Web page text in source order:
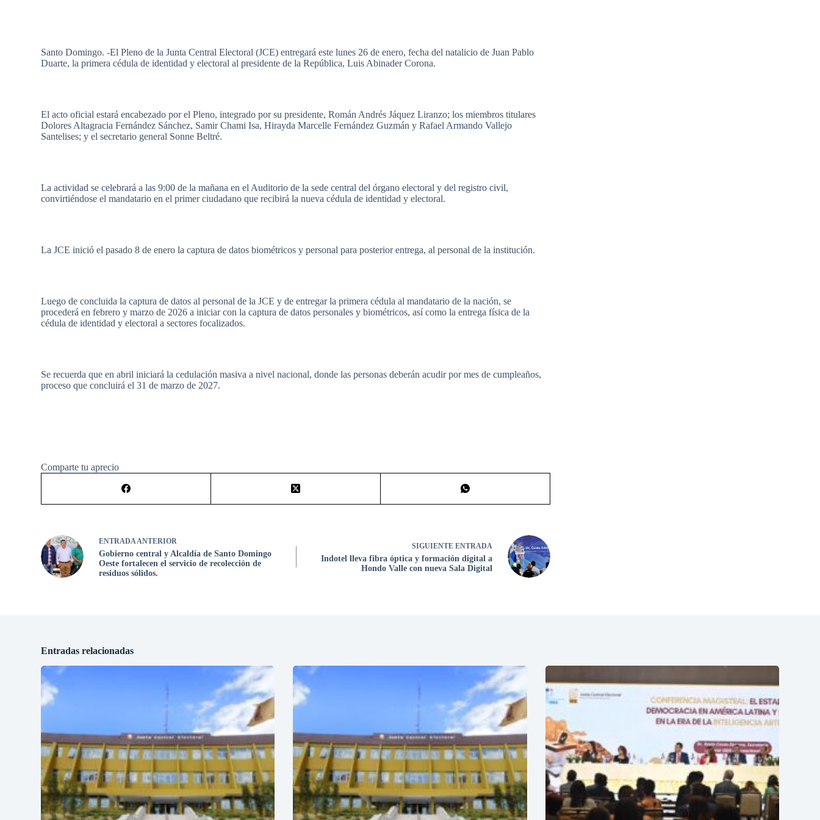
Santo Domingo. -El Pleno de la Junta Central Electoral (JCE) entregará este lunes 26 de enero, fecha del natalicio de Juan Pablo
Duarte, la primera cédula de identidad y electoral al presidente de la República, Luis Abinader Corona.
El acto oficial estará encabezado por el Pleno, integrado por su presidente, Román Andrés Jáquez Liranzo; los miembros titulares
Dolores Altagracia Fernández Sánchez, Samir Chami Isa, Hirayda Marcelle Fernández Guzmán y Rafael Armando Vallejo
Santelises; y el secretario general Sonne Beltré.
La actividad se celebrará a las 9:00 de la mañana en el Auditorio de la sede central del órgano electoral y del registro civil,
convirtiéndose el mandatario en el primer ciudadano que recibirá la nueva cédula de identidad y electoral.
La JCE inició el pasado 8 de enero la captura de datos biométricos y personal para posterior entrega, al personal de la institución.
Luego de concluida la captura de datos al personal de la JCE y de entregar la primera cédula al mandatario de la nación, se
procederá en febrero y marzo de 2026 a iniciar con la captura de datos personales y biométricos, así como la entrega física de la
cédula de identidad y electoral a sectores focalizados.
Se recuerda que en abril iniciará la cedulación masiva a nivel nacional, donde las personas deberán acudir por mes de cumpleaños,
proceso que concluirá el 31 de marzo de 2027.
Comparte tu aprecio
ENTRADAANTERIOR
Gobierno central y Alcaldía de Santo Domingo
Oeste fortalecen el servicio de recolección de
residuos sólidos.
SIGUIENTE ENTRADA
Indotel lleva fibra óptica y formación digital a
Hondo Valle con nueva Sala Digital
Entradas relacionadas